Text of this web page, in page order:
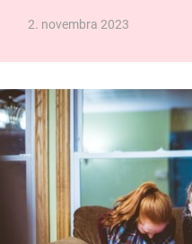
2. novembra 2023